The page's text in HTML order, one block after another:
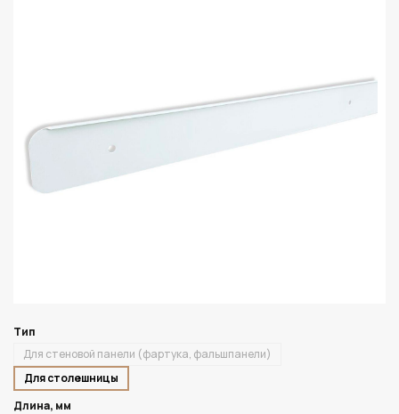
Тип
Для стеновой панели (фартука, фальшпанели)
Для столешницы
Длина, мм